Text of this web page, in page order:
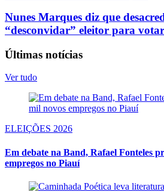
Nunes Marques diz que
“desconvidar” eleitor para votar
Últimas notícias
Ver tudo
ELEIÇÕES 2026
Em debate na Band, Rafael Fonteles
empregos no Piauí